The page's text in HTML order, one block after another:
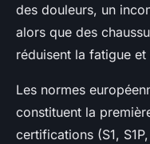
des douleurs, un
alors que des
réduisent la fatigue
Les normes
constituent la
certifications (S1,